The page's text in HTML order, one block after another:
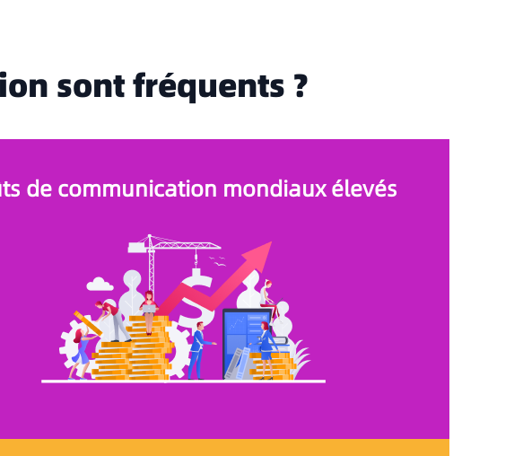
sont fréquents ?
de communication mondiaux élevés